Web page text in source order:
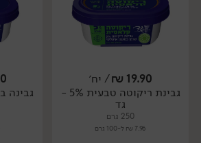
יח׳
19.90
₪/ יח׳
גבינת ריקוטה טבעית 5% -
גד
250 גרם
7.96 ₪ ל-100 גרם